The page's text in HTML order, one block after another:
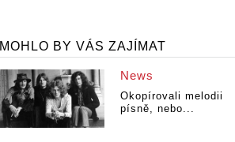
MOHLO BY VÁS ZAJÍMAT
News
Okopírovali melodii
písně, nebo...